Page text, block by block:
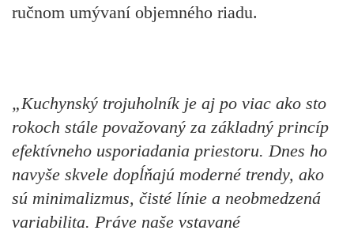
ručnom umývaní objemného riadu.
„Kuchynský trojuholník je aj po viac ako sto
rokoch stále považovaný za základný princíp
efektívneho usporiadania priestoru. Dnes ho
navyše skvele dopĺňajú moderné trendy, ako
sú minimalizmus, čisté línie a neobmedzená
variabilita. Práve naše vstavané